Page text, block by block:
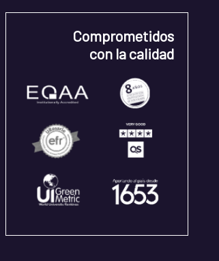
Comprometidos
con la calidad